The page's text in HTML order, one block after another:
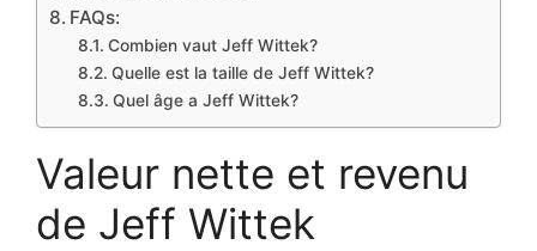
FAQs:
Combien vaut Jeff Wittek?
Quelle est la taille de Jeff Wittek?
Quel âge a Jeff Wittek?
Valeur nette et revenu
de Jeff Wittek